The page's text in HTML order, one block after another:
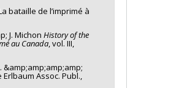
bataille de l’imprimé à
J. Michon History of the
au Canada, vol. III,
&amp;amp;amp;amp;
Assoc. Publ.,